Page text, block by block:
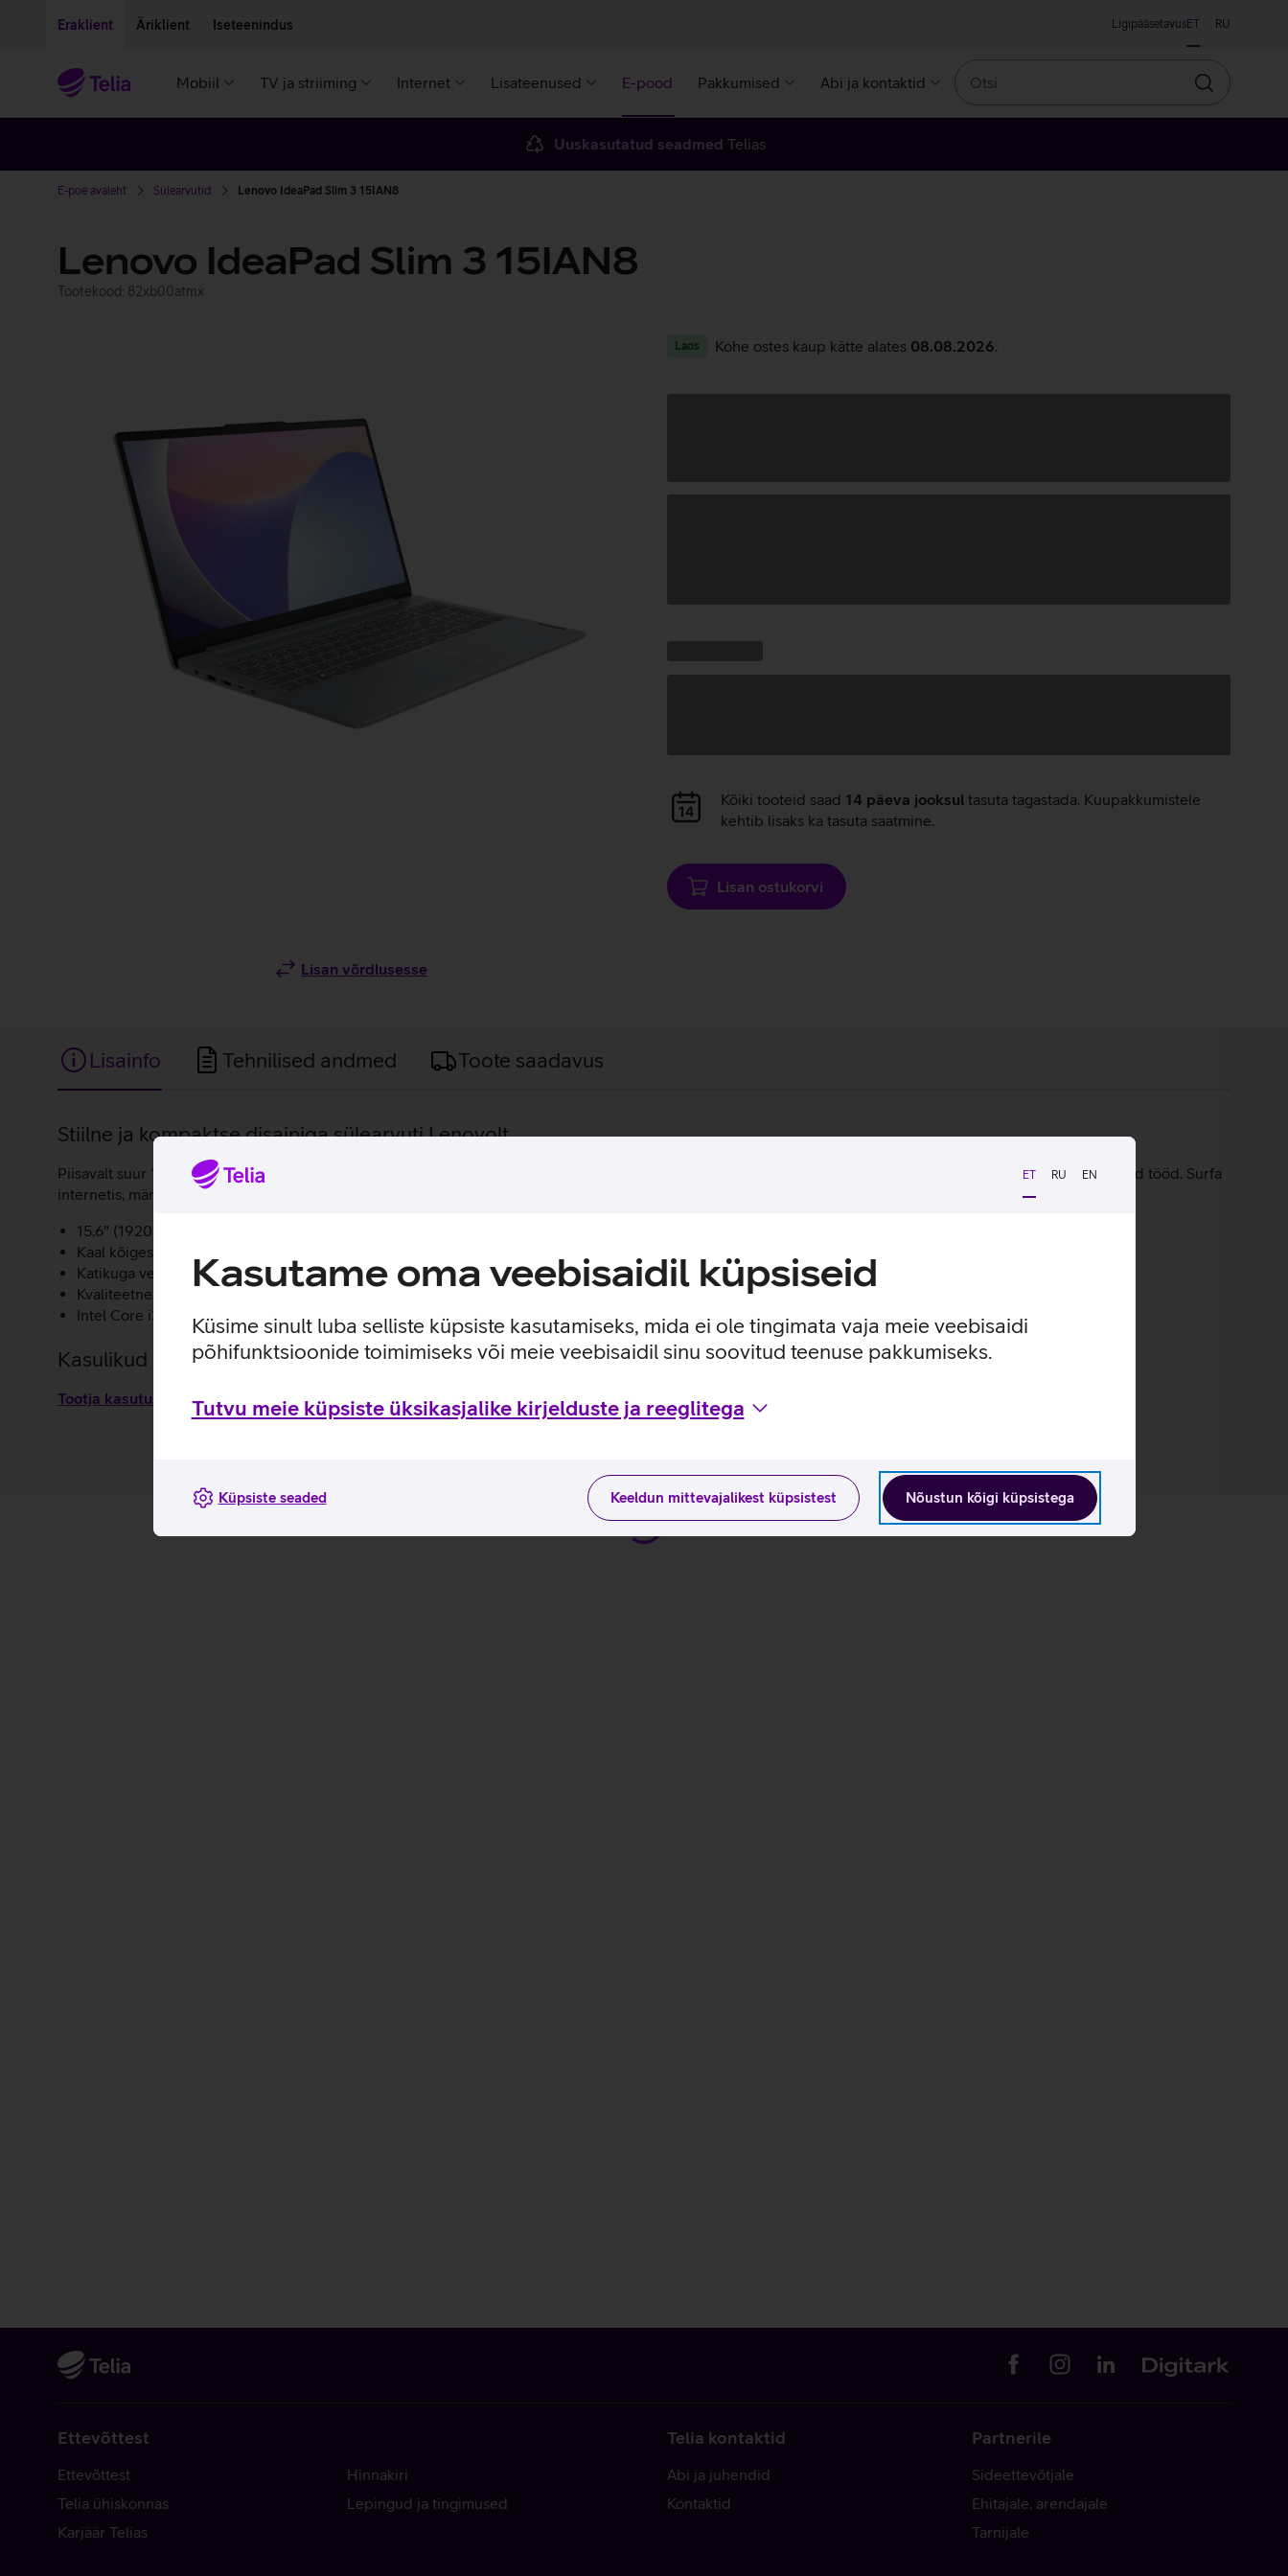
ET RU EN
Kasutame oma veebisaidil küpsiseid
Küsime sinult luba selliste küpsiste kasutamiseks, mida ei ole tingimata vaja meie veebisaidi
põhifunktsioonide toimimiseks või meie veebisaidil sinu soovitud teenuse pakkumiseks.
Tutvu meie küpsiste üksikasjalike kirjelduste ja reeglitega
Nõustun kõigi küpsistega
Keeldun mittevajalikest küpsistest
Küpsiste seaded
Eraklient Äriklient Iseteenindus LigipääsetavusET RU
Mobiil TV ja striiming Internet Lisateenused E-pood Pakkumised Abi ja kontaktid
Otsin
Uuskasutatud seadmed Telias
E-poe avaleht Sülearvutid Lenovo IdeaPad Slim 3 15IAN8
Lenovo IdeaPad Slim 3 15IAN8
Tootekood: 82xb00atmx
Lisan võrdlusesse
Laos Kohe ostes kaup kätte alates 08.08.2026
Andmete
laadimine
Kõiki tooteid saad 14 päeva jooksul tasuta tagastada. Kuupakkumistele
kehtib lisaks ka tasuta saatmine.
Lisan ostukorvi
Lisainfo Tehnilised andmed Toote saadavus
Lisainfo
Stiilne ja kompaktse disainiga sülearvuti Lenovolt.
Piisavalt suur 15,6-tolline ekraan, kerge kaal ja vastupidav korpus teevad sellest Lenovo IdeaPad Slim 3 sülearvutist kaaslase, millega saavad tehtud sulle olulised tööd. Surfa
internetis, mängi mänge ja naudi meelelahutust igal pool. Sülearvuti töötab Microsoft Windows 11 Home operatsioonisüsteemil.
15,6" (1920 x 1080 pikslit) peegeldumisvastase kattega ekraan.
Kaal kõigest 1,55 kg.
Katikuga veebikaamera.
Kvaliteetne stereoheli tänu kasutaja poole suunatud stereokõlaritele.
Intel Core i3 N305 protsessor, 8 GB põhimälu ning 128 GB UFS ketas.
Kasulikud lingid
Tootja kasutusjuhend sülearvutile Lenovo IdeaPad Slim 3_EST
Ettevõttest
Ettevõttest
Telia ühiskonnas
Karjäär Telias
Hinnakiri
Lepingud ja tingimused
Telia kontaktid
Abi ja juhendid
Kontaktid
Partnerile
Sideettevõtjale
Ehitajale, arendajale
Tarnijale